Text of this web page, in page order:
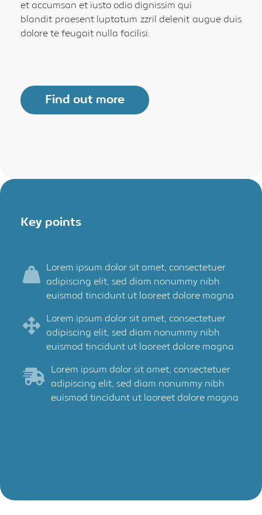
et accumsan et iusto odio dignissim qui
blandit praesent luptatum zzril delenit augue duis
dolore te feugait nulla facilisi.
Find out more
Key points
Lorem ipsum dolor sit amet, consectetuer
adipiscing elit, sed diam nonummy nibh
euismod tincidunt ut laoreet dolore magna
Lorem ipsum dolor sit amet, consectetuer
adipiscing elit, sed diam nonummy nibh
euismod tincidunt ut laoreet dolore magna
Lorem ipsum dolor sit amet, consectetuer
adipiscing elit, sed diam nonummy nibh
euismod tincidunt ut laoreet dolore magna